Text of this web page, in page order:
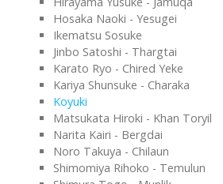
Hosaka Naoki - Yesugei
Ikematsu Sosuke
Jinbo Satoshi - Thargtai
Karato Ryo - Chired Yeke
Kariya Shunsuke - Charaka
Koyuki
Matsukata Hiroki - Khan Toryil
Narita Kairi - Bergdai
Noro Takuya - Chilaun
Shimomiya Rihoko - Temulun